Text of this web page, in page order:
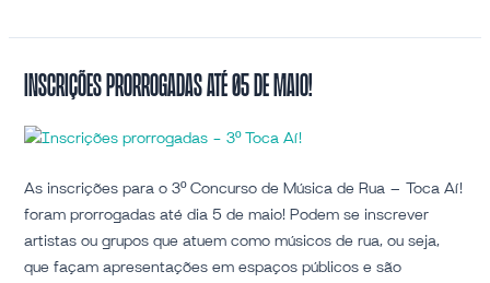
Inscrições prorrogadas até 05 de maio!
As inscrições para o 3º Concurso de Música de Rua – Toca Aí!
foram prorrogadas até dia 5 de maio! Podem se inscrever
artistas ou grupos que atuem como músicos de rua, ou seja,
que façam apresentações em espaços públicos e são
Inscrições
prorrogadas
até